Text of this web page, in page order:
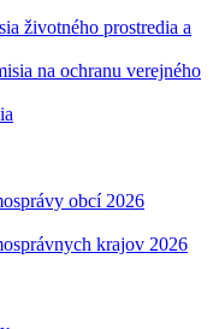
životného prostredia a
na ochranu verejného
obcí 2026
krajov 2026